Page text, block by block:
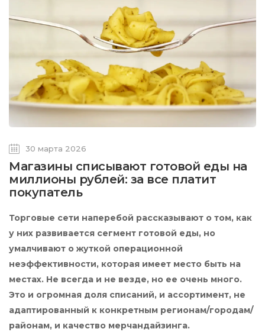
30 марта 2026
Магазины списывают готовой еды на
миллионы рублей: за все платит
покупатель
Торговые сети наперебой рассказывают о том, как
у них развивается сегмент готовой еды, но
умалчивают о жуткой операционной
неэффективности, которая имеет место быть на
местах. Не всегда и не везде, но ее очень много.
Это и огромная доля списаний, и ассортимент, не
адаптированный к конкретным регионам/городам/
районам, и качество мерчандайзинга.